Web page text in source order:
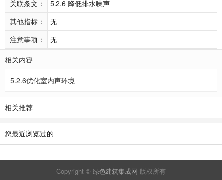
关联条文：
5.2.6 降低排水噪声
其他指标：
无
注意事项：
无
相关内容
5.2.6优化室内声环境
相关推荐
您最近浏览过的
Copyright © 绿色建筑集成网 版权所有